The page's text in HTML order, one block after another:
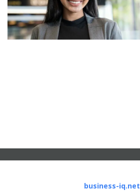
business-iq.net